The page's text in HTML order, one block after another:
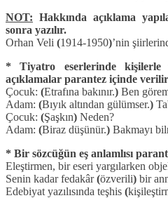
NOT: Hakkında açıklama
sonra yazılır.
Orhan Veli (1914-1950)’nin
* Tiyatro eserlerinde kişilerle
açıklamalar parantez içinde
Çocuk: (Etrafına bakınır.) Ben
Adam: (Bıyık altından gülümser.)
Çocuk: (Şaşkın) Neden?
Adam: (Biraz düşünür.) Bakmayı
* Bir sözcüğün eş anlamlısı
Eleştirmen, bir eseri yargılarken
Senin kadar fedakâr(özverili) bir
Edebiyat yazılısında teşhis (